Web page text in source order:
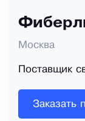
Москва
Поставщик
Заказать